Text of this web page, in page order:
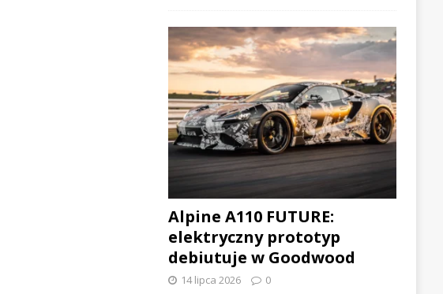
Alpine A110 FUTURE:
elektryczny prototyp
debiutuje w Goodwood
14 lipca 2026 0